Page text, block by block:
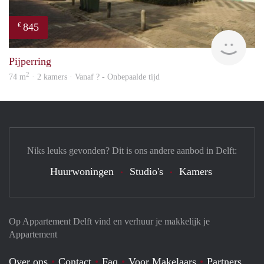
€ 845
Pijperring
74 m2 · 2 kamers · Vanaf ? - Onbepaalde tijd
Op Appartement Delft vind en verhuur je makkelijk je
Appartement
Over ons Contact Faq Voor Makelaars Partners
Niks leuks gevonden? Dit is ons andere aanbod in Delft:
Huurwoningen Studio's Kamers